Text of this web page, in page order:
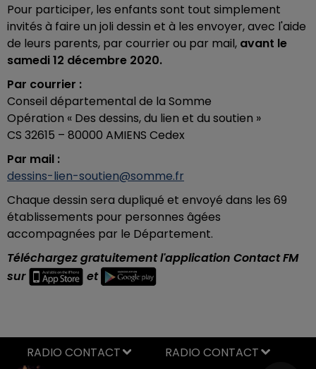
Pour participer, les enfants sont tout simplement
invités à faire un joli dessin et à les envoyer, avec l'aide
de leurs parents, par courrier ou par mail, avant le
samedi 12 décembre 2020.
Par courrier :
Conseil départemental de la Somme
Opération « Des dessins, du lien et du soutien »
CS 32615 – 80000 AMIENS Cedex
Par mail :
dessins-lien-soutien@somme.fr
Chaque dessin sera dupliqué et envoyé dans les 69
établissements pour personnes âgées
accompagnées par le Département.
Téléchargez gratuitement l'application Contact FM
sur
et
RADIO CONTACT